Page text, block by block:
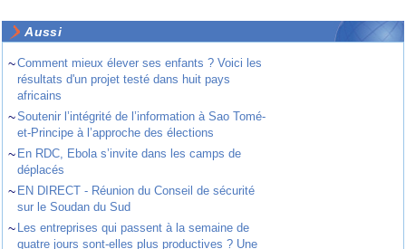
Aussi
~Comment mieux élever ses enfants ? Voici les
résultats d'un projet testé dans huit pays
africains
~Soutenir l’intégrité de l’information à Sao Tomé-
et-Principe à l’approche des élections
~ En RDC, Ebola s’invite dans les camps de
déplacés
~ EN DIRECT - Réunion du Conseil de sécurité
sur le Soudan du Sud
~ Les entreprises qui passent à la semaine de
quatre jours sont-elles plus productives ? Une